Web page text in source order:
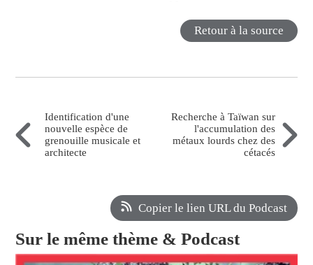
Retour à la source
Identification d'une
nouvelle espèce de
grenouille musicale et
architecte
Recherche à Taïwan sur
l'accumulation des
métaux lourds chez des
cétacés
Copier le lien URL du Podcast
Sur le même thème & Podcast